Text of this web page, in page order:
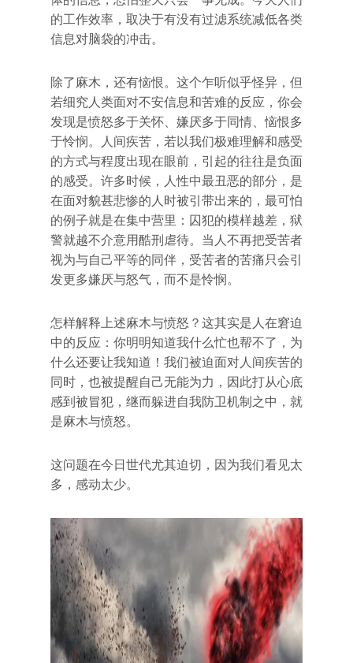
的工作效率，取决于有没有过滤系统减低各类
信息对脑袋的冲击。
除了麻木，还有恼恨。这个乍听似乎怪异，但
若细究人类面对不安信息和苦难的反应，你会
发现是愤怒多于关怀、嫌厌多于同情、恼恨多
于怜悯。人间疾苦，若以我们极难理解和感受
的方式与程度出现在眼前，引起的往往是负面
的感受。许多时候，人性中最丑恶的部分，是
在面对貌甚悲惨的人时被引带出来的，最可怕
的例子就是在集中营里：囚犯的模样越差，狱
警就越不介意用酷刑虐待。当人不再把受苦者
视为与自己平等的同伴，受苦者的苦痛只会引
发更多嫌厌与怒气，而不是怜悯。
怎样解释上述麻木与愤怒？这其实是人在窘迫
中的反应：你明明知道我什么忙也帮不了，为
什么还要让我知道！我们被迫面对人间疾苦的
同时，也被提醒自己无能为力，因此打从心底
感到被冒犯，继而躲进自我防卫机制之中，就
是麻木与愤怒。
这问题在今日世代尤其迫切，因为我们看见太
多，感动太少。